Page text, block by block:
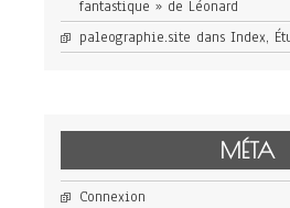
fantastique » de Léonard
paleographie.site dans Index,
MÉTA
Connexion